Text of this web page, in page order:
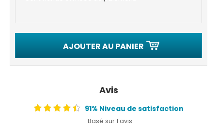
AJOUTER AU PANIER
Avis
91% Niveau de satisfaction
Basé sur 1 avis